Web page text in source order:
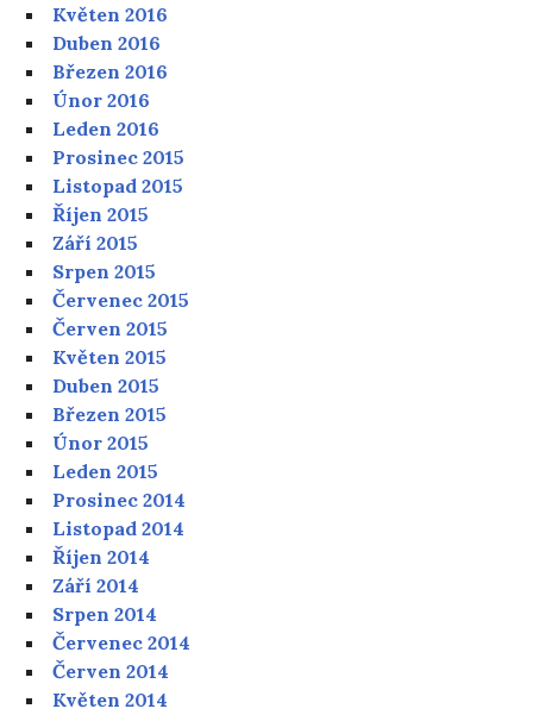
Květen 2016
Duben 2016
Březen 2016
Únor 2016
Leden 2016
Prosinec 2015
Listopad 2015
Říjen 2015
Září 2015
Srpen 2015
Červenec 2015
Červen 2015
Květen 2015
Duben 2015
Březen 2015
Únor 2015
Leden 2015
Prosinec 2014
Listopad 2014
Říjen 2014
Září 2014
Srpen 2014
Červenec 2014
Červen 2014
Květen 2014